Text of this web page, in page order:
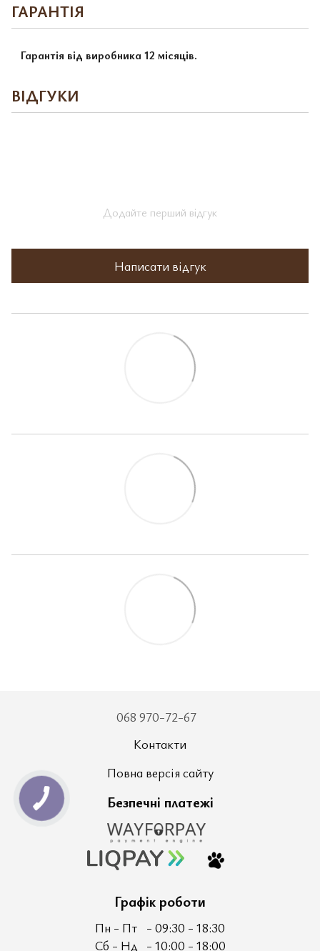
ГАРАНТІЯ
Гарантія від виробника 12 місяців.
ВІДГУКИ
Додайте перший відгук
Написати відгук
068 970-72-67
Контакти
Повна версія сайту
Безпечні платежі
Графік роботи
Пн - Пт - 09:30 - 18:30
Сб - Нд - 10:00 - 18:00